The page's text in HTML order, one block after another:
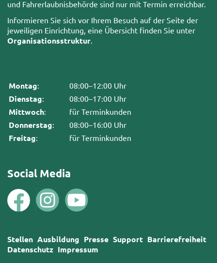
und Fahrerlaubnisbehörde sind nur mit Termin erreichbar.
Informieren Sie sich vor Ihrem Besuch auf der Seite der
jeweiligen Einrichtung, eine Übersicht finden Sie unter
Organisationsstruktur
Montag: 08:00–12:00 Uhr
Dienstag: 08:00–17:00 Uhr
Mittwoch: für Terminkunden
Donnerstag: 08:00–16:00 Uhr
Freitag: für Terminkunden
Social Media
Stellen Ausbildung Presse Support Barrierefreiheit
Datenschutz Impressum